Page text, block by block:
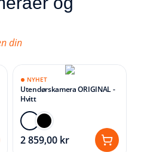
passer på hjemmet
din
NYHET
Utendørskamera ORIGINAL -
Hvitt
2 859,00 kr